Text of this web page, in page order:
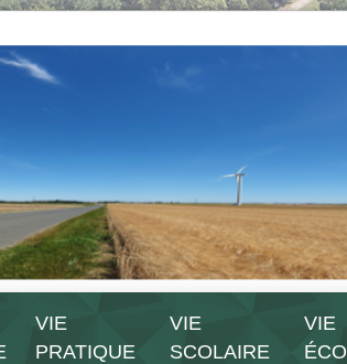
VIE
PRATIQUE
VIE
SCOLAIRE
VIE